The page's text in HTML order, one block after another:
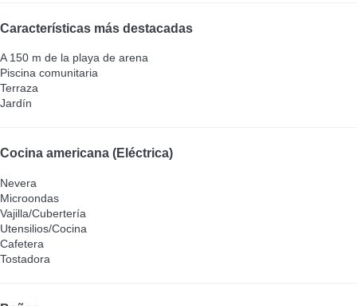
Características más destacadas
A 150 m de la playa de arena
Piscina comunitaria
Terraza
Jardín
Cocina americana (Eléctrica)
Nevera
Microondas
Vajilla/Cubertería
Utensilios/Cocina
Cafetera
Tostadora